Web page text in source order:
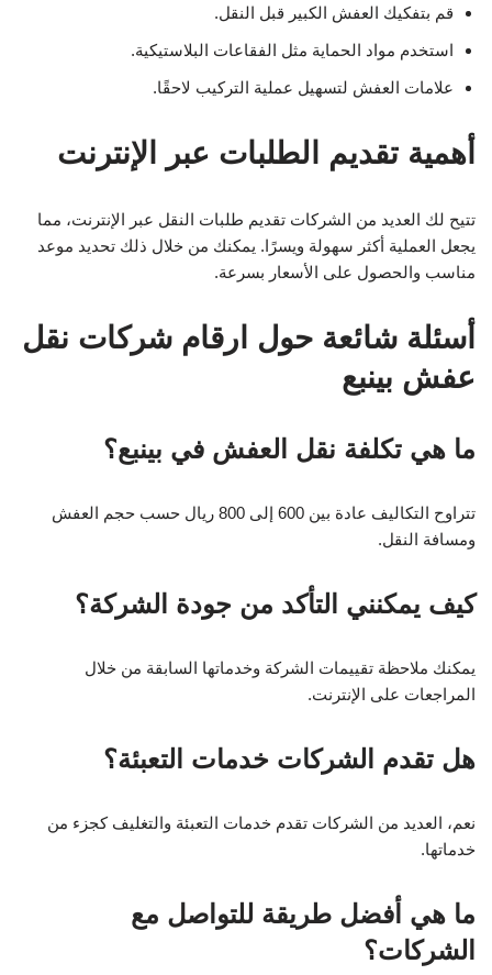
قم بتفكيك العفش الكبير قبل النقل.
استخدم مواد الحماية مثل الفقاعات البلاستيكية.
علامات العفش لتسهيل عملية التركيب لاحقًا.
أهمية تقديم الطلبات عبر الإنترنت
تتيح لك العديد من الشركات تقديم طلبات النقل عبر الإنترنت، مما
يجعل العملية أكثر سهولة ويسرًا. يمكنك من خلال ذلك تحديد موعد
مناسب والحصول على الأسعار بسرعة.
أسئلة شائعة حول ارقام شركات نقل
عفش بينبع
ما هي تكلفة نقل العفش في بينبع؟
تتراوح التكاليف عادة بين 600 إلى 800 ريال حسب حجم العفش
ومسافة النقل.
كيف يمكنني التأكد من جودة الشركة؟
يمكنك ملاحظة تقييمات الشركة وخدماتها السابقة من خلال
المراجعات على الإنترنت.
هل تقدم الشركات خدمات التعبئة؟
نعم، العديد من الشركات تقدم خدمات التعبئة والتغليف كجزء من
خدماتها.
ما هي أفضل طريقة للتواصل مع
الشركات؟